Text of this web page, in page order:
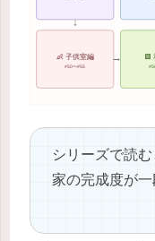
↓
→
👶 子供室編
#50〜#55
🟩
シリーズで読む
家の完成度が